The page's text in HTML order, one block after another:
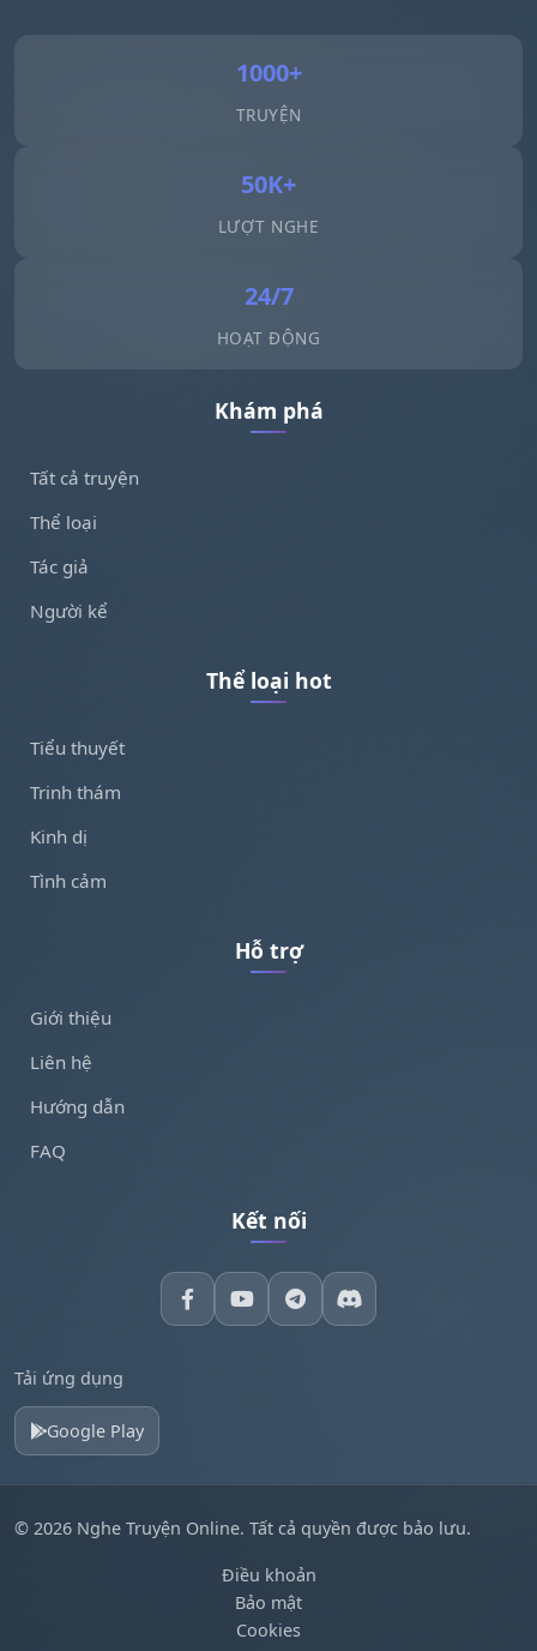
1000+
TRUYỆN
50K+
LƯỢT NGHE
24/7
HOẠT ĐỘNG
Khám phá
Tất cả truyện
Thể loại
Tác giả
Người kể
Thể loại hot
Tiểu thuyết
Trinh thám
Kinh dị
Tình cảm
Hỗ trợ
Giới thiệu
Liên hệ
Hướng dẫn
FAQ
Kết nối
Tải ứng dụng
Google Play
© 2026 Nghe Truyện Online. Tất cả quyền được bảo lưu.
Điều khoản
Bảo mật
Cookies